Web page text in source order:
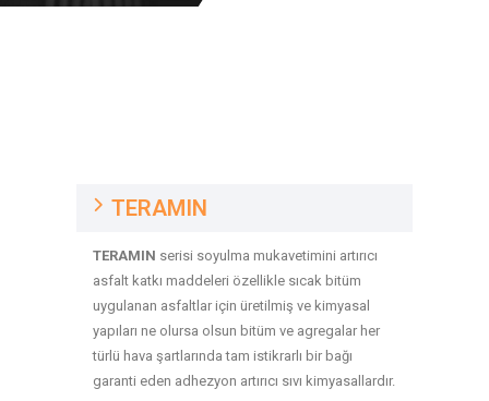
TERAMIN
TERAMIN serisi soyulma mukavetimini artırıcı
asfalt katkı maddeleri özellikle sıcak bitüm
uygulanan asfaltlar için üretilmiş ve kimyasal
yapıları ne olursa olsun bitüm ve agregalar her
türlü hava şartlarında tam istikrarlı bir bağı
garanti eden adhezyon artırıcı sıvı kimyasallardır.